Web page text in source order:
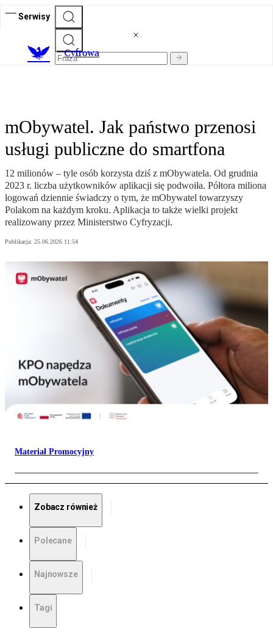
Serwisy
Cyfrowa
mObywatel. Jak państwo przenosi
usługi publiczne do smartfona
12 milionów – tyle osób korzysta dziś z mObywatela. Od grudnia
2023 r. liczba użytkowników aplikacji się podwoiła. Półtora miliona
logowań dziennie świadczy o tym, że mObywatel towarzyszy
Polakom na każdym kroku. Aplikacja to także wielki projekt
realizowany przez Ministerstwo Cyfryzacji.
Publikacja: 25.06.2026 11:54
Materiał Promocyjny
Zobacz również
Polecane
Najnowsze
Tagi